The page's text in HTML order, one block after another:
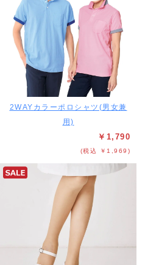
2WAYカラーポロシャツ(男女兼
用)
￥1,790
(税込 ￥1,969)